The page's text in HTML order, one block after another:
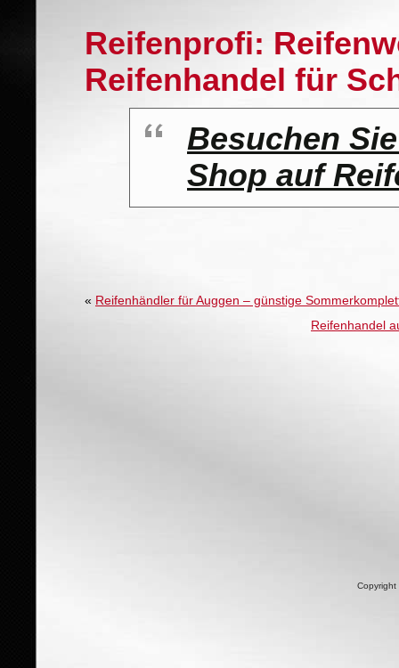
Reifenprofi:
Reifenhandel für
Besuchen
Shop auf
« Reifenhändler für Auggen – günstige
Reifenhandel
Copyright